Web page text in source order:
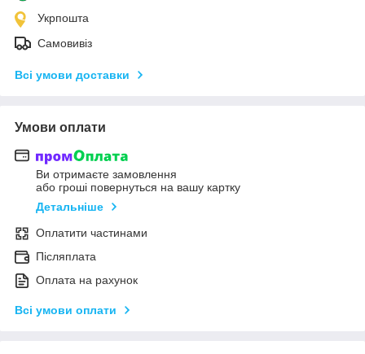
Укрпошта
Самовивіз
Всі умови доставки
Умови оплати
Ви отримаєте замовлення
або гроші повернуться на вашу картку
Детальніше
Оплатити частинами
Післяплата
Оплата на рахунок
Всі умови оплати